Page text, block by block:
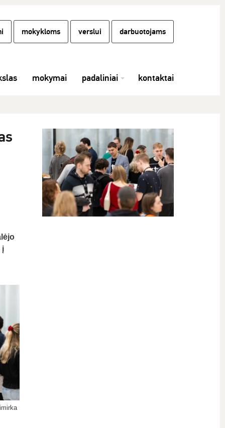
mokykloms verslui darbuotojams
mokymai padaliniai kontaktai
į